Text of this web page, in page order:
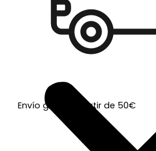
Envío gratis a partir de 50€